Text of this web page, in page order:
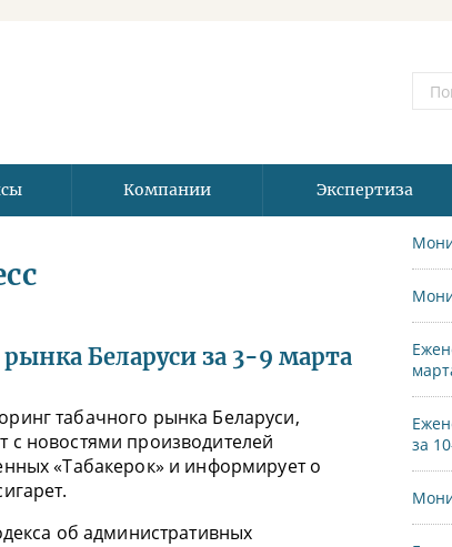
Компании Экспертиза
Беларуси за 3-9 марта
табачного рынка Беларуси,
с новостями производителей
«Табакерок» и информирует о
об административных
за